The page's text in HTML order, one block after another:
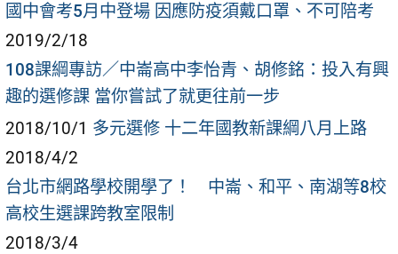
國中會考5月中登場 因應防疫須戴口罩、不可陪考
2019/2/18
108課綱專訪／中崙高中李怡青、胡修銘：投入有興
趣的選修課 當你嘗試了就更往前一步
2018/10/1 多元選修 十二年國教新課綱八月上路
2018/4/2
台北市網路學校開學了！ 中崙、和平、南湖等8校
高校生選課跨教室限制
2018/3/4